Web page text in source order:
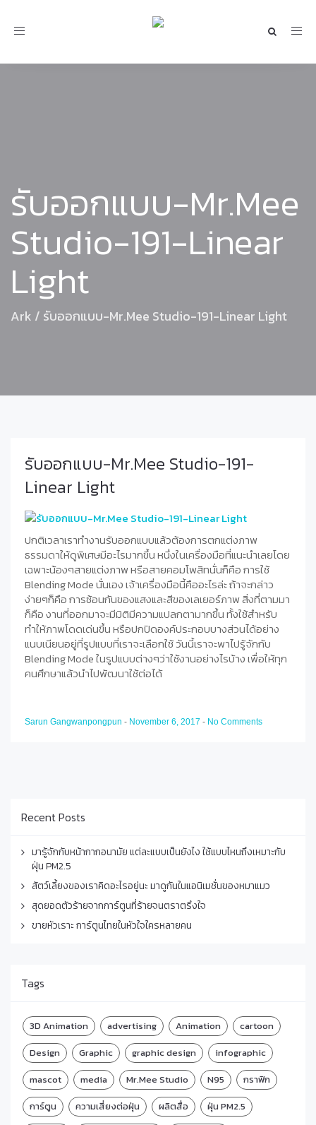
Toggle
รับออกแบบ-Mr.Mee
Studio-191-Linear
Light
Ark / รับออกแบบ-Mr.Mee Studio-191-Linear Light
รับออกแบบ-Mr.Mee Studio-191-
Linear Light
ปกติเวลาเราทำงานรับออกแบบแล้วต้องการตกแต่งภาพ
ธรรมดาให้ดูพิเศษมีอะไรมากขึ้น หนึ่งในเครื่องมือที่แนะนำเลยโดย
เฉพาะน้องๆสายแต่งภาพ หรือสายคอมโพสิทนั่นก็คือ การใช้
Blending Mode นั่นเอง เจ้าเครื่องมือนี้คืออะไรล่ะ ถ้าจะกล่าว
ง่ายๆก็คือ การซ้อนกันของแสงและสีของเลเยอร์ภาพ สิ่งที่ตามมา
ก็คือ งานที่ออกมาจะมีมิติมีความแปลกตามากขึ้น ทั้งใช้สำหรับ
ทำให้ภาพโดดเด่นขึ้น หรือปกปิดองค์ประกอบบางส่วนได้อย่าง
แนบเนียนอยู่ที่รูปแบบที่เราจะเลือกใช้ วันนี้เราจะพาไปรู้จักกับ
Blending Mode ในรูปแบบต่างๆว่าใช้งานอย่างไรบ้าง เพื่อให้ทุก
คนศึกษาแล้วนำไปพัฒนาใช้ต่อได้
Sarun Gangwanpongpun - November 6, 2017 - No Comments
Recent Posts
มารู้จักกับหน้ากากอนามัย แต่ละแบบเป็นยังไง ใช้แบบไหนถึงเหมาะกับ
ฝุ่น PM2.5
สัตว์เลี้ยงของเราคิดอะไรอยู่นะ มาดูกันในแอนิเมชั่นของหมาแมว
สุดยอดตัวร้ายจากการ์ตูนที่ร้ายจนตราตรึงใจ
ขายหัวเราะ การ์ตูนไทยในหัวใจใครหลายคน
Tags
3D Animation advertising Animation
cartoon
Design
Graphic graphic design
infographic
mascot
media Mr.Mee Studio N95
กราฟิก
การ์ตูน
ความเสี่ยงต่อฝุ่น ผลิตสื่อ
ฝุ่น PM2.5